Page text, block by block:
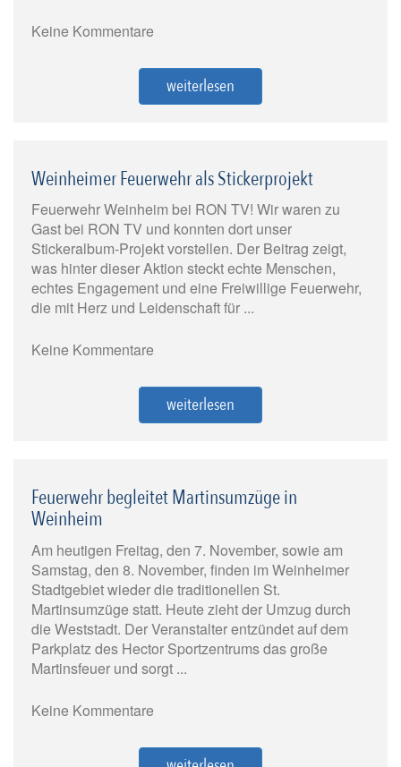
Keine Kommentare
weiterlesen
Weinheimer Feuerwehr als Stickerprojekt
Feuerwehr Weinheim bei RON TV! Wir waren zu
Gast bei RON TV und konnten dort unser
Stickeralbum-Projekt vorstellen. Der Beitrag zeigt,
was hinter dieser Aktion steckt echte Menschen,
echtes Engagement und eine Freiwillige Feuerwehr,
die mit Herz und Leidenschaft für ...
Keine Kommentare
weiterlesen
Feuerwehr begleitet Martinsumzüge in
Weinheim
Am heutigen Freitag, den 7. November, sowie am
Samstag, den 8. November, finden im Weinheimer
Stadtgebiet wieder die traditionellen St.
Martinsumzüge statt. Heute zieht der Umzug durch
die Weststadt. Der Veranstalter entzündet auf dem
Parkplatz des Hector Sportzentrums das große
Martinsfeuer und sorgt ...
Keine Kommentare